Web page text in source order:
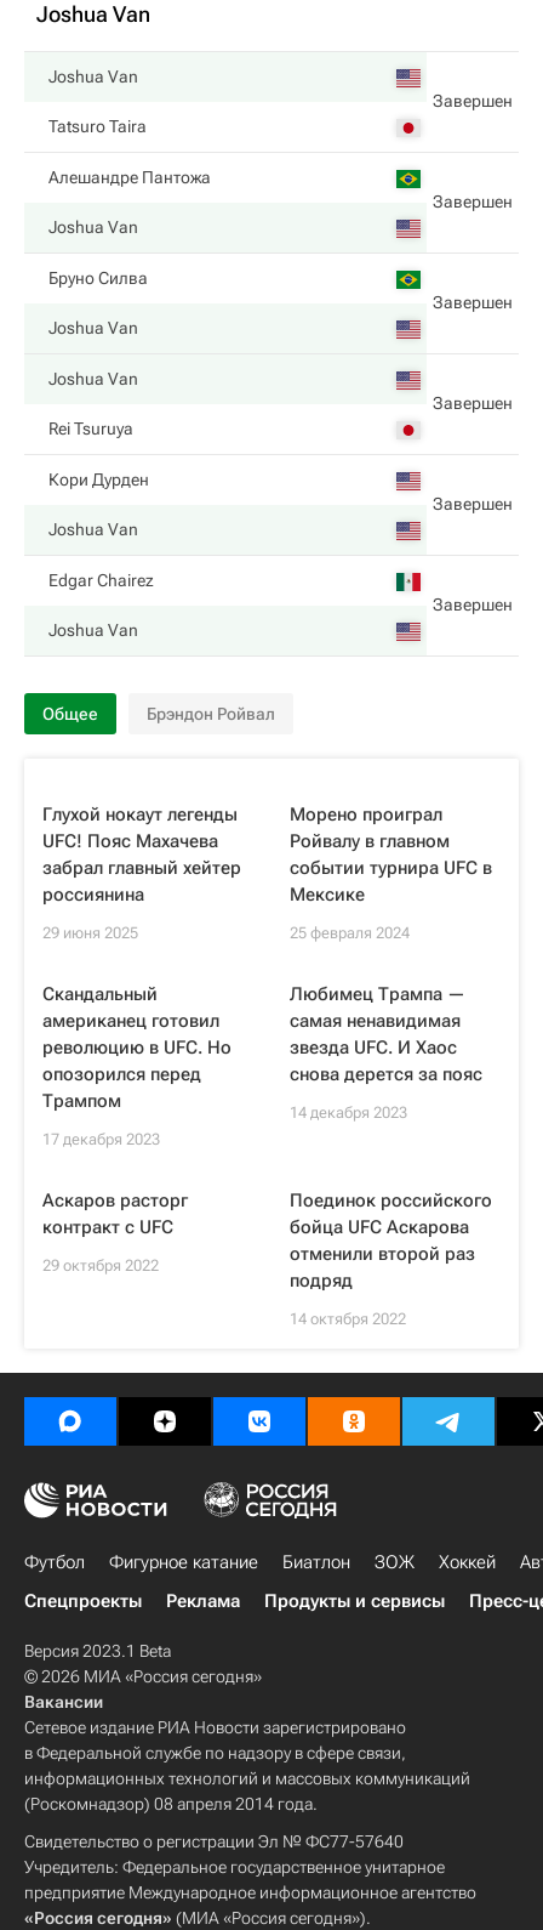
Joshua Van
Joshua Van
Завершен
Tatsuro Taira
Алешандре Пантожа
Завершен
Joshua Van
Бруно Силва
Завершен
Joshua Van
Joshua Van
Завершен
Rei Tsuruya
Кори Дурден
Завершен
Joshua Van
Edgar Chairez
Завершен
Joshua Van
Общее Брэндон Ройвал
Глухой нокаут легенды
UFC! Пояс Махачева
забрал главный хейтер
россиянина
29 июня 2025
Морено проиграл
Ройвалу в главном
событии турнира UFC в
Мексике
25 февраля 2024
Скандальный
американец готовил
революцию в UFC. Но
опозорился перед
Трампом
17 декабря 2023
Любимец Трампа —
самая ненавидимая
звезда UFC. И Хаос
снова дерется за пояс
14 декабря 2023
Аскаров расторг
контракт с UFC
29 октября 2022
Поединок российского
бойца UFC Аскарова
отменили второй раз
подряд
14 октября 2022
Футбол Фигурное катание Биатлон ЗОЖ Хоккей
Спецпроекты
Реклама Продукты и сервисы Пресс-
Версия 2023.1 Beta
© 2026 МИА «Россия сегодня»
Вакансии
Сетевое издание РИА Новости зарегистрировано
в Федеральной службе по надзору в сфере связи,
информационных технологий и массовых коммуникаций
(Роскомнадзор) 08 апреля 2014 года.
Свидетельство о регистрации Эл № ФС77-57640
Учредитель: Федеральное государственное унитарное
предприятие Международное информационное агентство
«Россия сегодня» (МИА «Россия сегодня»).